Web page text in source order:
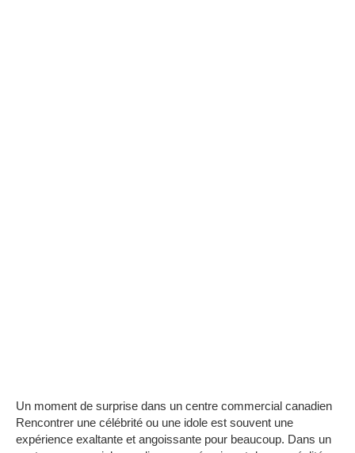
Un moment de surprise dans un centre commercial canadien
Rencontrer une célébrité ou une idole est souvent une
expérience exaltante et angoissante pour beaucoup. Dans un